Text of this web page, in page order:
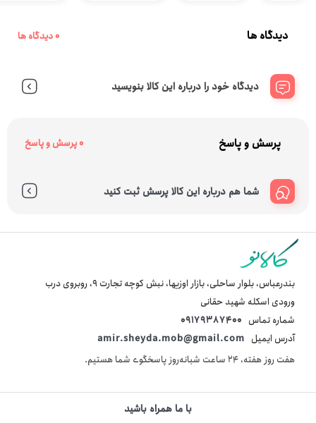
دیدگاه ها 0 دیدگاه ها
دیدگاه خود را درباره این کالا بنویسید
پرسش و پاسخ 0 پرسش و پاسخ
شما هم درباره این کالا پرسش ثبت کنید
بندرعباس، بلوار ساحلی، بازار اوزیها، نبش کوچه تجارت 9، روبروی درب
ورودی اسکله شهید حقانی
شماره تماس 09179387400
آدرس ایمیل amir.sheyda.mob@gmail.com
هفت روز هفته، ۲۴ ساعت شبانه‌روز پاسخگوی شما هستیم.
با ما همراه باشید